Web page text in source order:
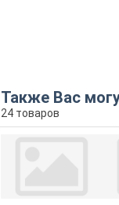
Также Вас
24 товаров